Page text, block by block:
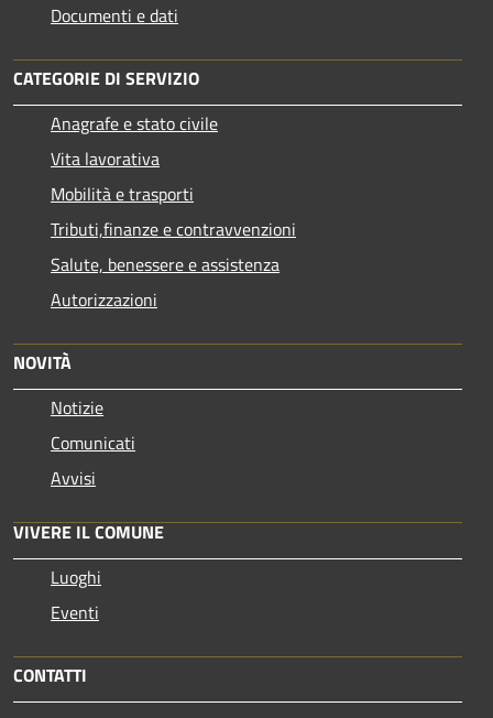
Documenti e dati
CATEGORIE DI SERVIZIO
Anagrafe e stato civile
Vita lavorativa
Mobilità e trasporti
Tributi,finanze e contravvenzioni
Salute, benessere e assistenza
Autorizzazioni
NOVITÀ
Notizie
Comunicati
Avvisi
VIVERE IL COMUNE
Luoghi
Eventi
CONTATTI